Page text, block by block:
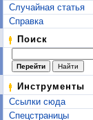
Случайная статья
Справка
Поиск
Инструменты
Ссылки сюда
Спецстраницы